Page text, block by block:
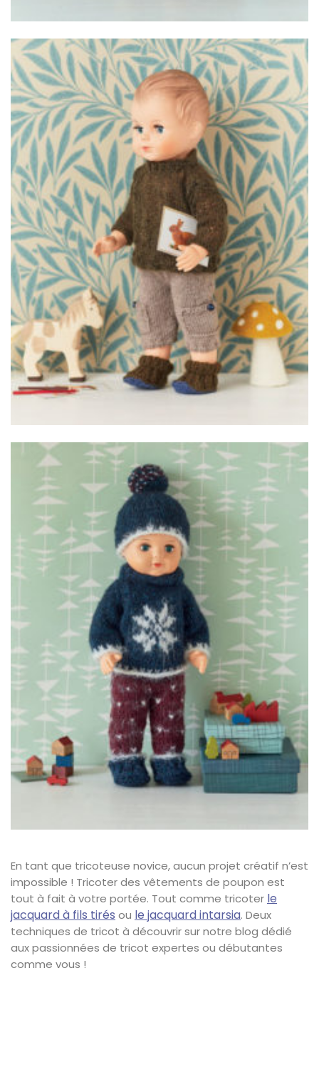
En tant que tricoteuse novice, aucun projet créatif n’est
impossible ! Tricoter des vêtements de poupon est
tout à fait à votre portée. Tout comme tricoter le
jacquard à fils tirés ou le jacquard intarsia. Deux
techniques de tricot à découvrir sur notre blog dédié
aux passionnées de tricot expertes ou débutantes
comme vous !